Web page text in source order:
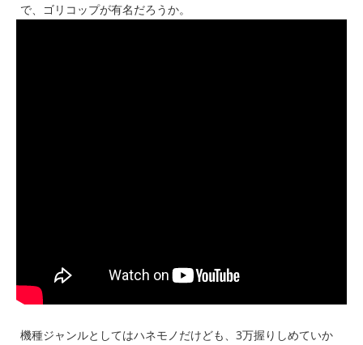
で、ゴリコップが有名だろうか。
機種ジャンルとしてはハネモノだけども、3万握りしめていか